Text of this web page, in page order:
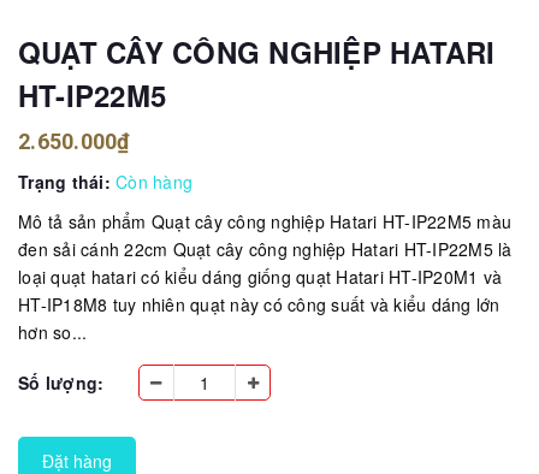
QUẠT CÂY CÔNG NGHIỆP HATARI
HT-IP22M5
2.650.000₫
Trạng thái: Còn hàng
Mô tả sản phẩm Quạt cây công nghiệp Hatari HT-IP22M5 màu
đen sải cánh 22cm Quạt cây công nghiệp Hatari HT-IP22M5 là
loại quạt hatari có kiểu dáng giống quạt Hatari HT-IP20M1 và
HT-IP18M8 tuy nhiên quạt này có công suất và kiểu dáng lớn
hơn so...
Số lượng:
Đặt hàng